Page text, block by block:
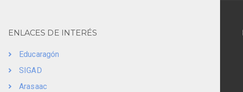
ENLACES DE INTERÉS
Educaragón
SIGAD
Arasaac